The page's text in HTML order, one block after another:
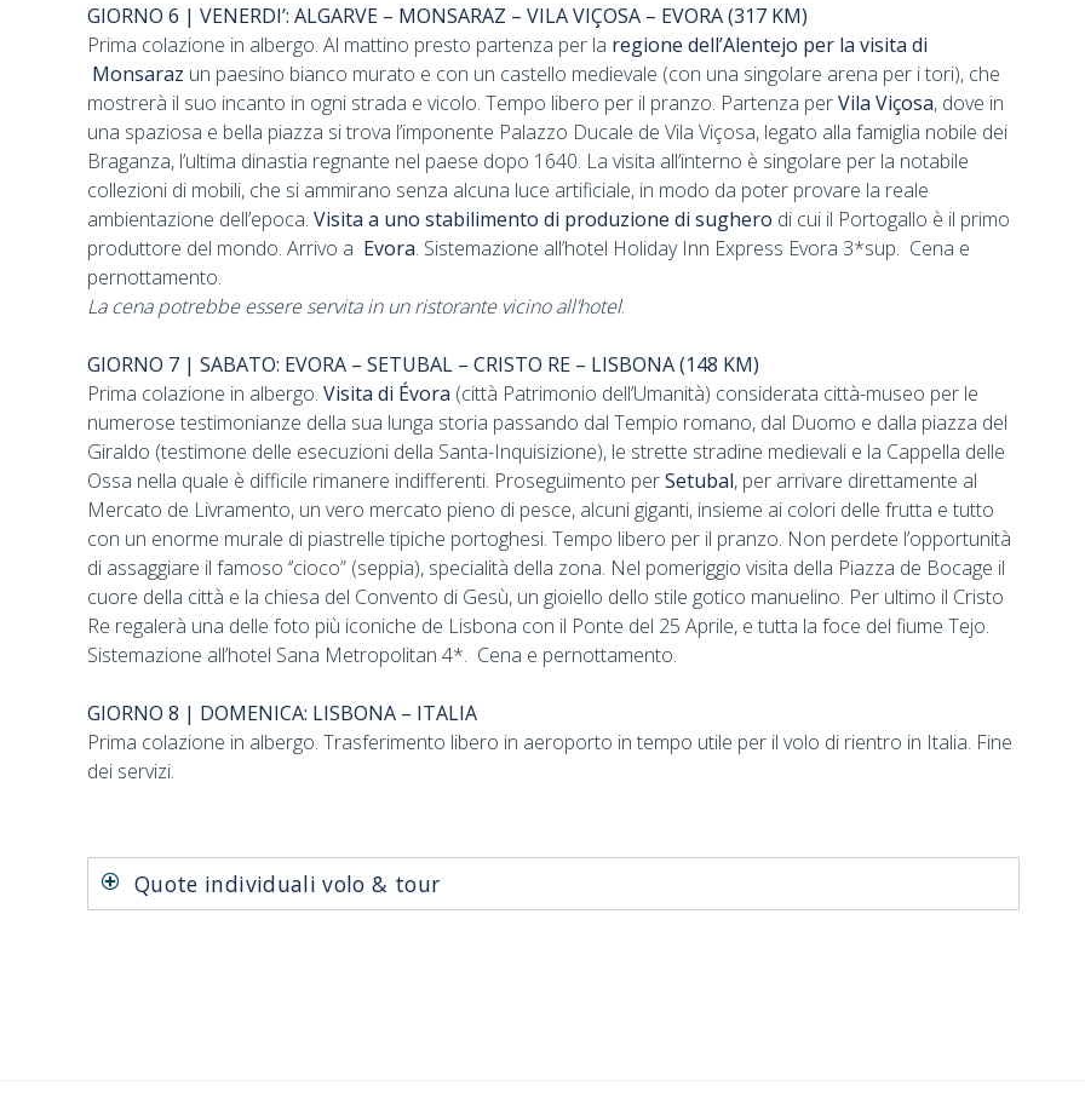
GIORNO 6 | VENERDI’: ALGARVE – MONSARAZ – VILA VIÇOSA – EVORA (317 KM)
Prima colazione in albergo. Al mattino presto partenza per la regione dell’Alentejo per la visita di
Monsaraz un paesino bianco murato e con un castello medievale (con una singolare arena per i tori), che
mostrerà il suo incanto in ogni strada e vicolo. Tempo libero per il pranzo. Partenza perVila Viçosa, dove in
una spaziosa e bella piazza si trova l’imponente Palazzo Ducale de Vila Viçosa, legato alla famiglia nobile dei
Braganza, l’ultima dinastia regnante nel paese dopo 1640. La visita all’interno è singolare per la notabile
collezioni di mobili, che si ammirano senza alcuna luce artificiale, in modo da poter provare la reale
ambientazione dell’epoca. Visita a uno stabilimento di produzione di sughero di cui il Portogallo è il primo
produttore del mondo. Arrivo a Evora. Sistemazione all’hotel Holiday Inn Express Evora 3*sup. Cena e
pernottamento.
La cena potrebbe essere servita in un ristorante vicino all’hotel.
GIORNO 7 | SABATO: EVORA – SETUBAL – CRISTO RE – LISBONA (148 KM)
Prima colazione in albergo. Visita di Évora (città Patrimonio dell’Umanità) considerata città-museo per le
numerose testimonianze della sua lunga storia passando dal Tempio romano, dal Duomo e dalla piazza del
Giraldo (testimone delle esecuzioni della Santa-Inquisizione), le strette stradine medievali e la Cappella delle
Ossa nella quale è difficile rimanere indifferenti. Proseguimento perSetubal, per arrivare direttamente al
Mercato de Livramento, un vero mercato pieno di pesce, alcuni giganti, insieme ai colori delle frutta e tutto
con un enorme murale di piastrelle tipiche portoghesi. Tempo libero per il pranzo. Non perdete l’opportunità
di assaggiare il famoso ‘’cioco” (seppia), specialità della zona. Nel pomeriggio visita della Piazza de Bocage il
cuore della città e la chiesa del Convento di Gesù, un gioiello dello stile gotico manuelino. Per ultimo il Cristo
Re regalerà una delle foto più iconiche de Lisbona con il Ponte del 25 Aprile, e tutta la foce del fiume Tejo.
Sistemazione all’hotel Sana Metropolitan 4*. Cena e pernottamento.
GIORNO 8 | DOMENICA: LISBONA – ITALIA
Prima colazione in albergo. Trasferimento libero in aeroporto in tempo utile per il volo di rientro in Italia. Fine
dei servizi.
Quote individuali volo & tour